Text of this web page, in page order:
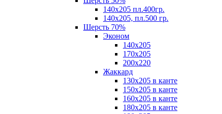
140х205 пл.400гр.
140х205, пл.500 гр.
Шерсть 70%
Эконом
140х205
170х205
200х220
Жаккард
130х205 в канте
150х205 в канте
160х205 в канте
180х205 в канте